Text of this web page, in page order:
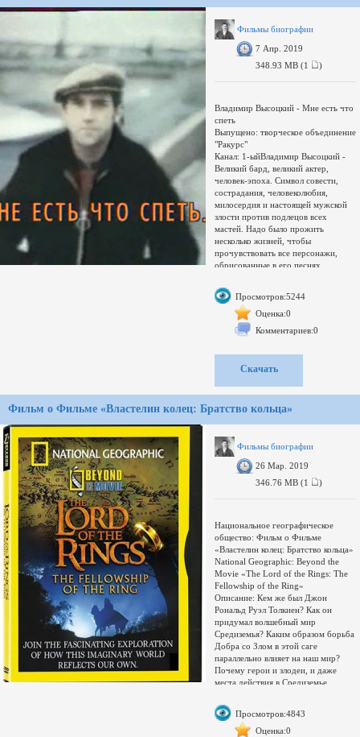
Фильмы биографии
7 Апр. 2019
348.93 MB (1
)
Владимир Высоцкий - Мне есть что
спеть
Выпущено: творческое объединение
"Ракурс"
Канал: 1-ыйВладимир Высоцкий -
Великий бард, великий актер,
человек-эпоха. Символ совести,
сострадания, человеколюбия,
милосердия и настоящей мужской
злости против подлецов всех
мастей. Надо было прожить
несколько жизней, чтобы
прочувствовать все персонажи,
обрисованные в его песнях,
страна.25 января 2006 года ему
исполнилось бы 68 лет.В основу
документального фильма легли
уникальные документальные
материалы - фрагменты концертов,
Владимира Высоцкого, снятых
советскими и зарубежными
операторами. В фильме звучат
более тридцати поэтических
авторов в исполнении Владимира
Высоцкого в театральных
постановках.Качество: TVRip
Видео: MPEG4, XviD, 512x384
Просмотров:5244
Оценка:0
Комментариев:0
Скачать
Фильм о Фильме «Властелин колец: Братство кольца»
Фильмы биографии
26 Мар. 2019
346.76 MB (1
)
Национальное географическое
общество: Фильм о Фильме
«Властелин колец: Братство кольца»
National Geographic: Beyond the
Movie «The Lord of the Rings: The
Fellowship of the Ring»
Описание: Кем же был Джон
Рональд Руэл Толкиен? Как он
придумал волшебный мир
Средиземья? Каким образом борьба
Добра со Злом в этой саге
параллельно влияет на наш мир?
Почему герои и злодеи, и даже
места действия в Средиземье,
знакомыми? Кого можно назвать
настоящими Фродо в нашей
сегодняшней жизни?
Просмотров:4843
Оценка:0